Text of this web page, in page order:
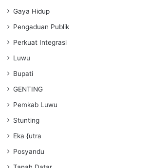
Gaya Hidup
Pengaduan Publik
Perkuat Integrasi
Luwu
Bupati
GENTING
Pemkab Luwu
Stunting
Eka {utra
Posyandu